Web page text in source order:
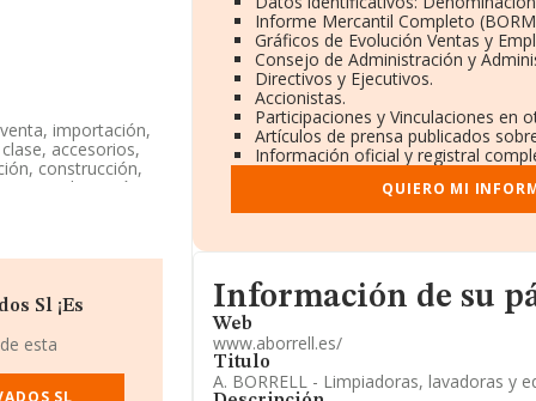
importación,
accesorios,
construcción,
- 'Fabricación
mercados
en cuenta la
ha perdido
algunas de las
yAguilar
Sl ¡Es
esta
SL
Informe Mercantil Completo
Gráficos de Evolución Ventas y
Consejo de Administración y
Directivos y Ejecutivos.
Accionistas.
Participaciones y Vinculaciones en
Artículos de prensa publicados
Información oficial y registral
QUIERO MI
Informacion de su página web
Información de su
Web
www.aborrell.es/
Titulo
A. BORRELL - Limpiadoras, lavadoras y